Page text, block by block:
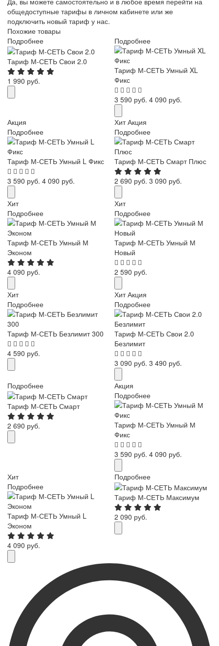
общедоступные тарифы в личном кабинете или же
подключить новый тариф у нас.
Похожие товары
Подробнее
Тариф М-СЕТЬ Свои 2.0
1 990 руб.
Подробнее
Тариф М-СЕТЬ Умный XL
Фикс
3 590 руб. 4 090 руб.
Акция
Подробнее
Тариф М-СЕТЬ Умный L Фикс
3 590 руб. 4 090 руб.
Хит Акция
Подробнее
Тариф М-СЕТЬ Смарт Плюс
2 690 руб. 3 090 руб.
Хит
Подробнее
Тариф М-СЕТЬ Умный М
Эконом
4 090 руб.
Хит
Подробнее
Тариф М-СЕТЬ Умный М
Новый
2 590 руб.
Хит
Подробнее
Тариф М-СЕТЬ Безлимит 300
4 590 руб.
Хит Акция
Подробнее
Тариф М-СЕТЬ Свои 2.0
Безлимит
3 090 руб. 3 490 руб.
Подробнее
Тариф М-СЕТЬ Смарт
2 690 руб.
Акция
Подробнее
Тариф М-СЕТЬ Умный М
Фикс
3 590 руб. 4 090 руб.
Хит
Подробнее
Тариф М-СЕТЬ Умный L
Эконом
4 090 руб.
Подробнее
Тариф М-СЕТЬ Максимум
2 090 руб.